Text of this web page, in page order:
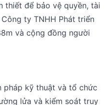
thiết để bảo vệ quyền, tài
ty TNHH Phát triển
và cộng đồng người
pháp kỹ thuật và tổ chức
lửa và kiểm soát truy